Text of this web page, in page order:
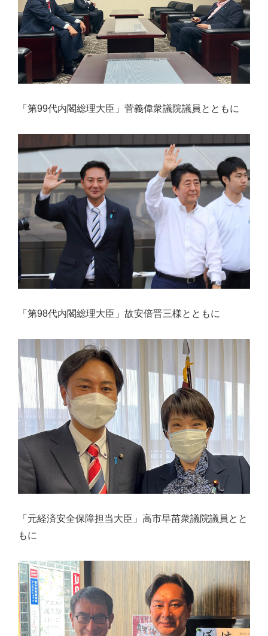
「第99代内閣総理大臣」菅義偉衆議院議員とともに
「第98代内閣総理大臣」故安倍晋三様とともに
「元経済安全保障担当大臣」高市早苗衆議院議員とと
もに